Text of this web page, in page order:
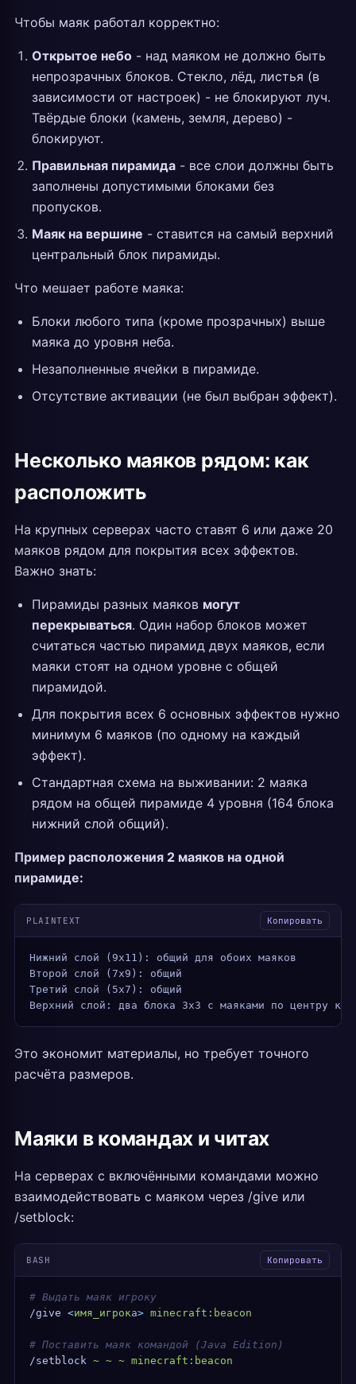
Чтобы маяк работал корректно:
Открытое небо - над маяком не должно быть
непрозрачных блоков. Стекло, лёд, листья (в
зависимости от настроек) - не блокируют луч.
Твёрдые блоки (камень, земля, дерево) -
блокируют.
Правильная пирамида - все слои должны быть
заполнены допустимыми блоками без
пропусков.
Маяк на вершине - ставится на самый верхний
центральный блок пирамиды.
Что мешает работе маяка:
Блоки любого типа (кроме прозрачных) выше
маяка до уровня неба.
Незаполненные ячейки в пирамиде.
Отсутствие активации (не был выбран эффект).
Несколько маяков рядом: как
расположить
На крупных серверах часто ставят 6 или даже 20
маяков рядом для покрытия всех эффектов.
Важно знать:
Пирамиды разных маяков могут
перекрываться. Один набор блоков может
считаться частью пирамид двух маяков, если
маяки стоят на одном уровне с общей
пирамидой.
Для покрытия всех 6 основных эффектов нужно
минимум 6 маяков (по одному на каждый
эффект).
Стандартная схема на выживании: 2 маяка
рядом на общей пирамиде 4 уровня (164 блока
нижний слой общий).
Пример расположения 2 маяков на одной
пирамиде:
PLAINTEXT Копировать
Нижний слой (9x11): общий для обоих маяков
Второй слой (7x9): общий
Третий слой (5x7): общий
Верхний слой: два блока 3x3 с маяками по центру
Это экономит материалы, но требует точного
расчёта размеров.
Маяки в командах и читах
На серверах с включёнными командами можно
взаимодействовать с маяком через /give или
/setblock:
BASH Копировать
# Выдать маяк игроку
/give <имя_игрока> minecraft:beacon
# Поставить маяк командой (Java Edition)
/setblock ~ ~ ~ minecraft:beacon